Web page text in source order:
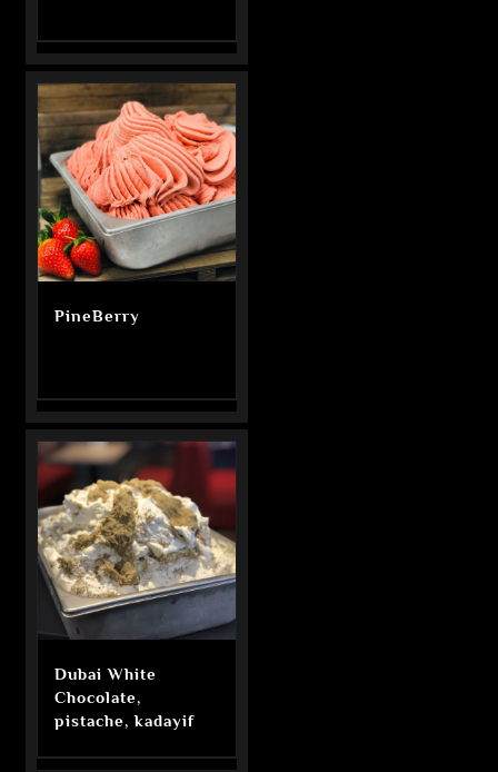
PineBerry
Dubai White
Chocolate,
pistache, kadayif